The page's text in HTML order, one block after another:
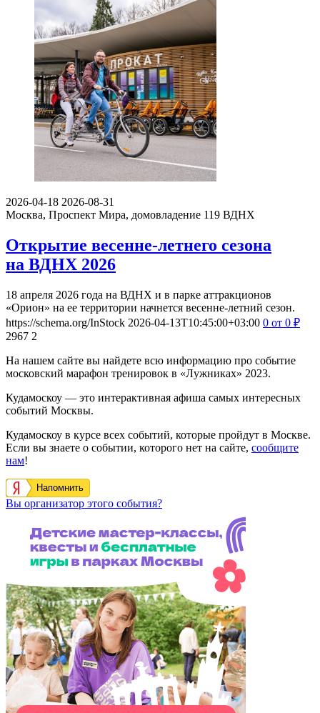
2026-04-18 2026-08-31
Москва, Проспект Мира, домовладение 119 ВДНХ
Открытие весенне-летнего сезона
на ВДНХ 2026
18 апреля 2026 года на ВДНХ и в парке аттракционов
«Орион» на ее территории начнется весенне-летний сезон.
https://schema.org/InStock 2026-04-13T10:45:00+03:00 0 от 0 ₽
2967 2
На нашем сайте вы найдете всю информацию про событие
московский марафон тренировок в «Лужниках» 2023.
Кудамоскоу — это интерактивная афиша самых интересных
событий Москвы.
Кудамоскоу в курсе всех событий, которые пройдут в Москве.
Если вы знаете о событии, которого нет на сайте, сообщите
нам!
Напомнить
Вы организатор этого события?